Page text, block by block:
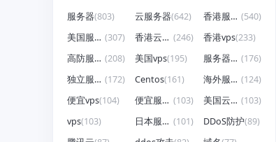
服务器(803) 云服务器(642) 香港服务器 (540)
美国服务器 (307) 香港云服务器 (246) 香港vps(233)
高防服务器 (208) 美国vps(195) 服务器租用 (176)
独立服务器 (172) Centos(161) 海外服务器 (124)
便宜vps(104) 便宜服务器 (103) 美国云服务器 (103)
vps(103) 日本服务器 (101) DDoS防护(89)